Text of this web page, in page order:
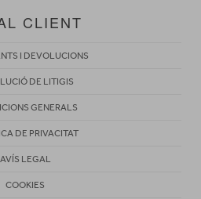
CLIENT
I DEVOLUCIONS
DE LITIGIS
GENERALS
DE PRIVACITAT
AVÍS LEGAL
COOKIES